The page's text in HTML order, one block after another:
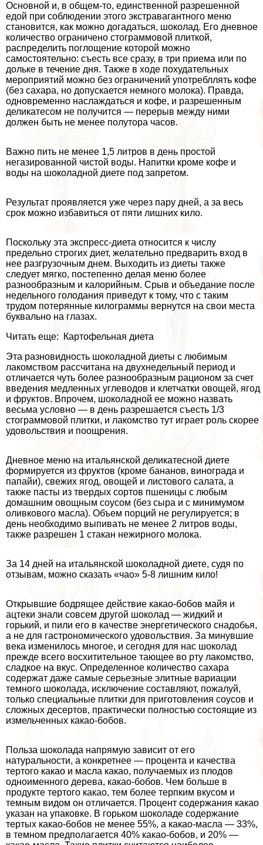
Основной и, в общем-то, единственной разрешенной
едой при соблюдении этого экстравагантного меню
становится, как можно догадаться, шоколад. Его дневное
количество ограничено стограммовой плиткой,
распределить поглощение которой можно
самостоятельно: съесть все сразу, в три приема или по
дольке в течение дня. Также в ходе похудательных
мероприятий можно без ограничений употрeбллять кофе
(без сахара, но допускается немного молока). Правда,
одновременно наслаждаться и кофе, и разрешенным
деликатесом не получится — перерыв между ними
должен быть не менее полутора часов.
Важно пить не менее 1,5 литров в день простой
негазированной чистой воды. Напитки кроме кофе и
воды на шоколадной диете под запретом.
Результат проявляется уже через пару дней, а за весь
срок можно избавиться от пяти лишних кило.
Поскольку эта экспресс-диета относится к числу
предельно строгих диет, желательно предварить вход в
нее разгрузочным днем. Выходить из диеты также
следует мягко, постепенно делая меню более
разнообразным и калорийным. Срыв и объедание после
недельного голодания приведут к тому, что с таким
трудом потерянные килограммы вернутся на свои места
буквально на глазах.
Читать еще: Картофельная диета
Эта разновидность шоколадной диеты с любимым
лакомством рассчитана на двухнедельный период и
отличается чуть более разнообразным рационом за счет
введения медленных углеводов и клетчатки овощей, ягод
и фруктов. Впрочем, шоколадной ее можно назвать
весьма условно — в день разрешается съесть 1/3
стограммовой плитки, и лакомство тут играет роль скорее
удовольствия и поощрения.
Дневное меню на итальянской деликатесной диете
формируется из фруктов (кроме бананов, винограда и
папайи), свежих ягод, овощей и листового салата, а
также пасты из твердых сортов пшеницы с любым
домашним овощным соусом (без сыра и с минимумом
оливкового масла). Объем порций не регулируется; в
день необходимо выпивать не менее 2 литров воды,
также разрешен 1 стакан нежирного молока.
За 14 дней на итальянской шоколадной диете, судя по
отзывам, можно сказать «чао» 5-8 лишним кило!
Открывшие бодрящее действие какао-бобов майя и
ацтеки знали совсем другой шоколад — жидкий и
горький, и пили его в качестве энергетического снадобья,
а не для гастрономического удовольствия. За минувшие
века изменилось многое, и сегодня для нас шоколад
прежде всего восхитительное тающее во рту лакомство,
сладкое на вкус. Определенное количество сахара
содержат даже самые серьезные элитные вариации
темного шоколада, исключение составляют, пожалуй,
только специальные плитки для приготовления соусов и
сложных десертов, пpaктически полностью состоящие из
измельченных какао-бобов.
Польза шоколада напрямую зависит от его
натуральности, а конкретнее — процента и качества
тертого какао и масла какао, получаемых из плодов
одноименного дерева, какао-бобов. Чем больше в
продукте тертого какао, тем более терпким вкусом и
темным видом он отличается. Процент содержания какао
указан на упаковке. В горьком шоколаде содержание
тертых какао-бобов не менее 55%, а какао-масла — 33%,
в темном предполагается 40% какао-бобов, и 20% —